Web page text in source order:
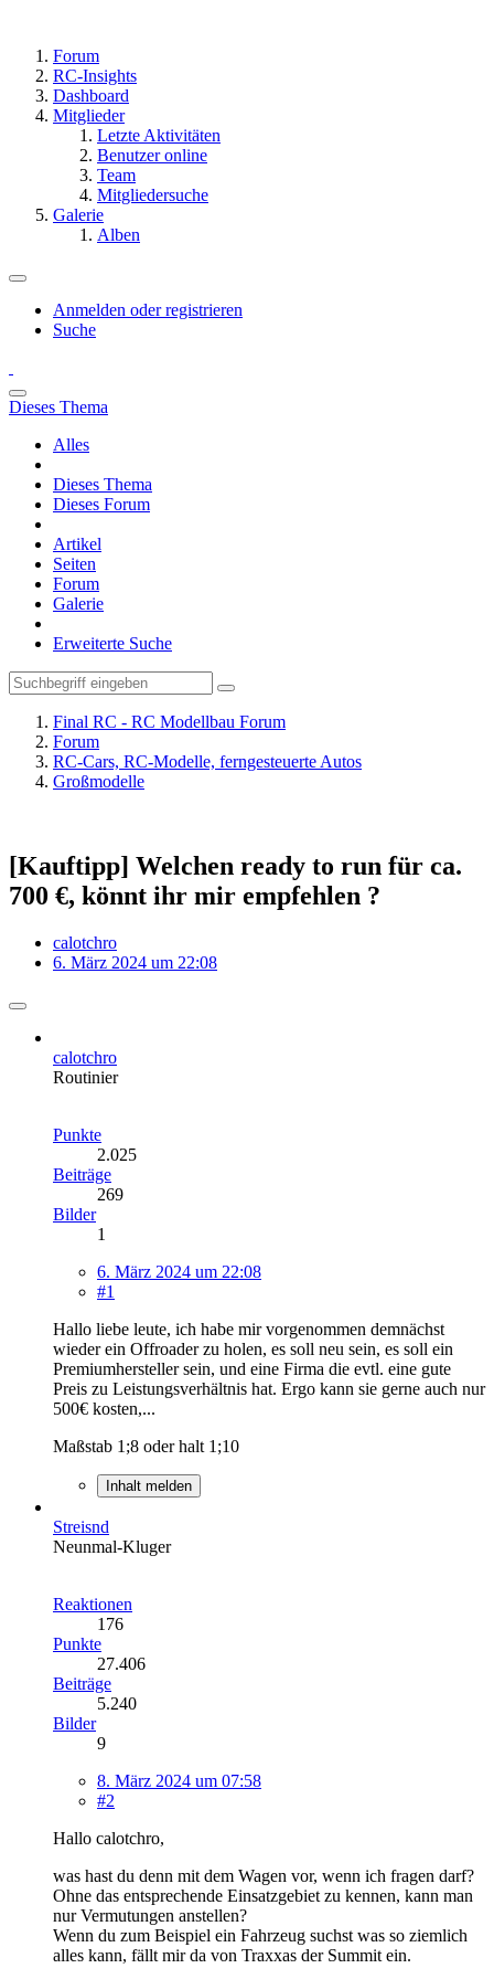
Forum
RC-Insights
Dashboard
Mitglieder
Letzte Aktivitäten
Benutzer online
Team
Mitgliedersuche
Galerie
Alben
Anmelden oder registrieren
Suche
Dieses Thema
Alles
Dieses Thema
Dieses Forum
Artikel
Seiten
Forum
Galerie
Erweiterte Suche
Final RC - RC Modellbau Forum
Forum
RC-Cars, RC-Modelle, ferngesteuerte Autos
Großmodelle
[Kauftipp] Welchen ready to run für ca.
700 €, könnt ihr mir empfehlen ?
calotchro
6. März 2024 um 22:08
calotchro
Routinier
Punkte
2.025
Beiträge
269
Bilder
1
6. März 2024 um 22:08
#1
Hallo liebe leute, ich habe mir vorgenommen demnächst
wieder ein Offroader zu holen, es soll neu sein, es soll ein
Premiumhersteller sein, und eine Firma die evtl. eine gute
Preis zu Leistungsverhältnis hat. Ergo kann sie gerne auch nur
500€ kosten,...
Maßstab 1;8 oder halt 1;10
Inhalt melden
Streisnd
Neunmal-Kluger
Reaktionen
176
Punkte
27.406
Beiträge
5.240
Bilder
9
8. März 2024 um 07:58
#2
Hallo calotchro,
was hast du denn mit dem Wagen vor, wenn ich fragen darf?
Ohne das entsprechende Einsatzgebiet zu kennen, kann man
nur Vermutungen anstellen?
Wenn du zum Beispiel ein Fahrzeug suchst was so ziemlich
alles kann, fällt mir da von Traxxas der Summit ein.